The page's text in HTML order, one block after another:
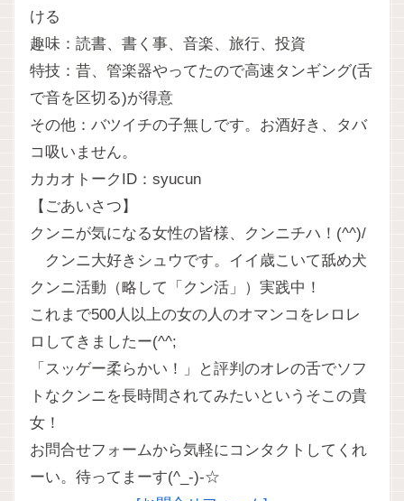
ける
趣味：読書、書く事、音楽、旅行、投資
特技：昔、管楽器やってたので高速タンギング(舌
で音を区切る)が得意
その他：バツイチの子無しです。お酒好き、タバ
コ吸いません。
カカオトークID：syucun
【ごあいさつ】
クンニが気になる女性の皆様、クンニチハ！(^^)/
クンニ大好きシュウです。イイ歳こいて舐め犬
クンニ活動（略して「クン活」）実践中！
これまで500人以上の女の人のオマンコをレロレ
ロしてきましたー(^^;
「スッゲー柔らかい！」と評判のオレの舌でソフ
トなクンニを長時間されてみたいというそこの貴
女！
お問合せフォームから気軽にコンタクトしてくれ
ーい。待ってまーす(^_-)-☆